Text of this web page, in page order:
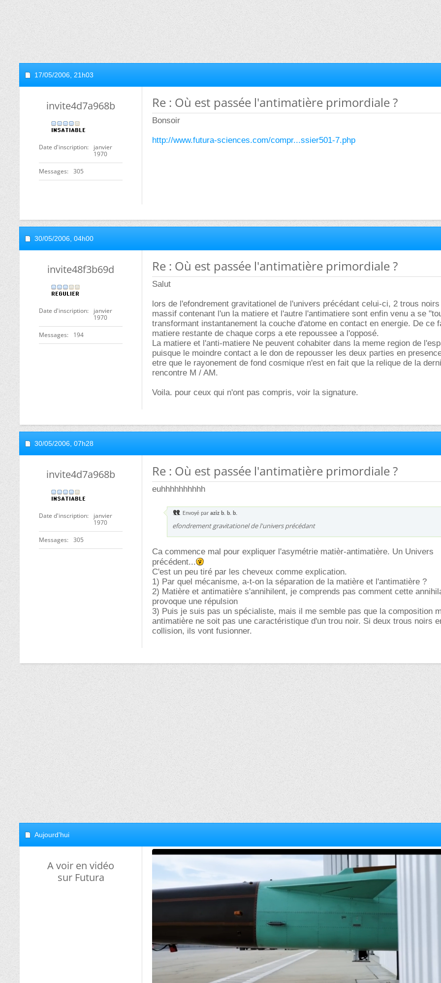
17/05/2006, 21h03
invite4d7a968b
Date d'inscription
janvier
1970
Messages 305
Re : Où est passée l'antimatière primordiale ?
Bonsoir
http://www.futura-sciences.com/compr...ssier501-7.php
30/05/2006, 04h00
invite48f3b69d
Date d'inscription
janvier
1970
Messages 194
Re : Où est passée l'antimatière primordiale ?
Salut
lors de l'efondrement gravitationel de l'univers précédant celui-ci, 2 trous
massif contenant l'un la matiere et l'autre l'antimatiere sont enfin venu a se
transformant instantanement la couche d'atome en contact en energie. De ce
matiere restante de chaque corps a ete repoussee a l'opposé.
La matiere et l'anti-matiere Ne peuvent cohabiter dans la meme region de
puisque le moindre contact a le don de repousser les deux parties en
etre que le rayonement de fond cosmique n'est en fait que la relique de la
rencontre M / AM.
Voila. pour ceux qui n'ont pas compris, voir la signature.
30/05/2006, 07h28
invite4d7a968b
Date d'inscription
janvier
1970
Messages 305
Re : Où est passée l'antimatière primordiale ?
euhhhhhhhhhh
Envoyé par aziz b. b. b.
efondrement gravitationel de l'univers précédant
Ca commence mal pour expliquer l'asymétrie matièr-antimatière. Un Univers
précédent...
C'est un peu tiré par les cheveux comme explication.
1) Par quel mécanisme, a-t-on la séparation de la matière et l'antimatière ?
2) Matière et antimatière s'annihilent, je comprends pas comment cette
provoque une répulsion
3) Puis je suis pas un spécialiste, mais il me semble pas que la composition
antimatière ne soit pas une caractéristique d'un trou noir. Si deux trous noirs
collision, ils vont fusionner.
Aujourd'hui
A voir en vidéo
sur Futura